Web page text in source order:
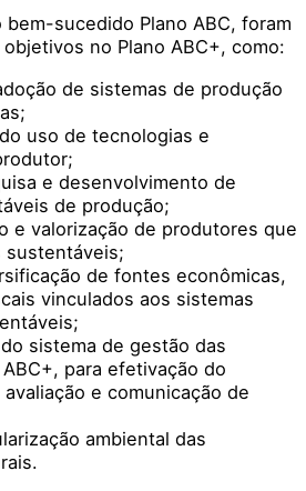
bem-sucedido Plano ABC, foram
no Plano ABC+, como:
de sistemas de produção
uso de tecnologias e
e desenvolvimento de
de produção;
e valorização de produtores que
sustentáveis;
de fontes econômicas,
vinculados aos sistemas
sistema de gestão das
para efetivação do
e comunicação de
ambiental das